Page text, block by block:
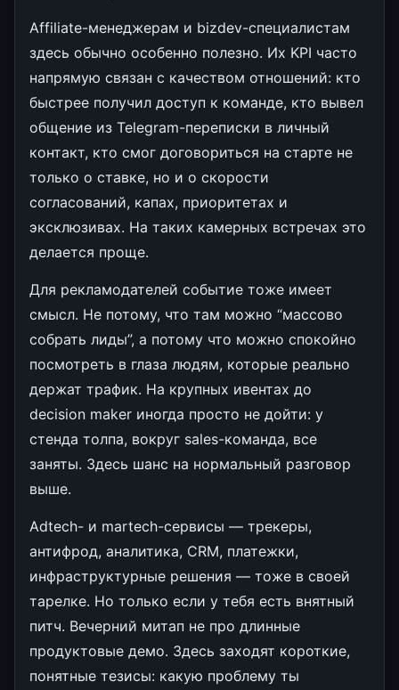
Affiliate-менеджерам и bizdev-специалистам
здесь обычно особенно полезно. Их KPI часто
напрямую связан с качеством отношений: кто
быстрее получил доступ к команде, кто вывел
общение из Telegram-переписки в личный
контакт, кто смог договориться на старте не
только о ставке, но и о скорости
согласований, капах, приоритетах и
эксклюзивах. На таких камерных встречах это
делается проще.
Для рекламодателей событие тоже имеет
смысл. Не потому, что там можно “массово
собрать лиды”, а потому что можно спокойно
посмотреть в глаза людям, которые реально
держат трафик. На крупных ивентах до
decision maker иногда просто не дойти: у
стенда толпа, вокруг sales-команда, все
заняты. Здесь шанс на нормальный разговор
выше.
Adtech- и martech-сервисы — трекеры,
антифрод, аналитика, CRM, платежки,
инфраструктурные решения — тоже в своей
тарелке. Но только если у тебя есть внятный
питч. Вечерний митап не про длинные
продуктовые демо. Здесь заходят короткие,
понятные тезисы: какую проблему ты